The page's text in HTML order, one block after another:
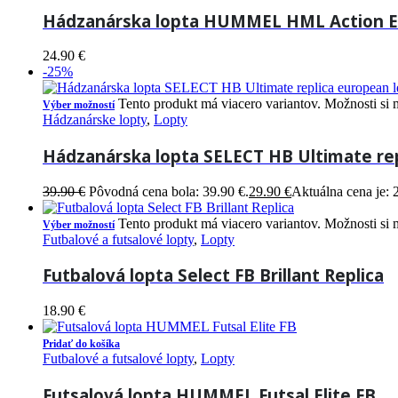
Hádzanárska lopta HUMMEL HML Action
24.90 €
-25%
Výber možností Tento produkt má viacero variantov. Možnosti si
Hádzanárske lopty, Lopty
Hádzanárska lopta SELECT HB Ultimate
39.90€ Pôvodná cena bola: 39.90 €.29.90 €Aktuálna cena je:
Výber možností Tento produkt má viacero variantov. Možnosti si
Futbalové a futsalové lopty, Lopty
Futbalová lopta Select FB Brillant Replica
18.90 €
Pridať do košíka
Futbalové a futsalové lopty, Lopty